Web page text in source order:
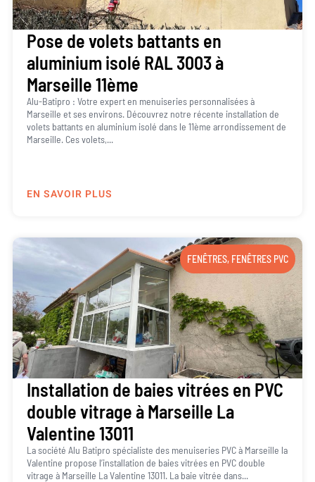
Pose de volets battants en
aluminium isolé RAL 3003 à
Marseille 11ème
Alu-Batipro : Votre expert en menuiseries personnalisées à
Marseille et ses environs. Découvrez notre récente installation de
volets battants en aluminium isolé dans le 11ème arrondissement de
Marseille. Ces volets,...
EN SAVOIR PLUS
FENÊTRES, FENÊTRES PVC
Installation de baies vitrées en PVC
double vitrage à Marseille La
Valentine 13011
La société Alu Batipro spécialiste des menuiseries PVC à Marseille la
Valentine propose l’installation de baies vitrées en PVC double
vitrage à Marseille La Valentine 13011. La baie vitrée dans...